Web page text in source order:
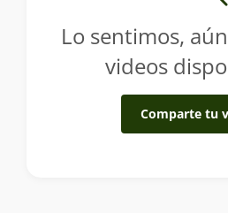
Lo sentimos,
videos
Comparte tu